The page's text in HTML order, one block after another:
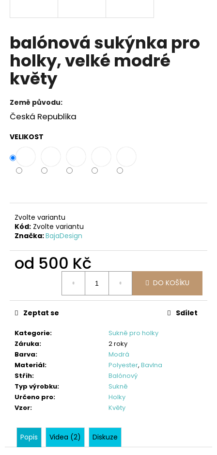
balónová sukýnka pro
holky, velké modré
květy
Země původu:
Česká Republika
VELIKOST
Zvolte variantu
Kód: Zvolte variantu
Značka:BajaDesign
od 500 Kč
DO KOŠÍKU
Kategorie:
Sukně pro holky
Záruka:
2 roky
Barva:
Modrá
Materiál: Polyester, Bavlna
Střih:
Balónový
Typ výrobku:
Sukně
Určeno pro:
Holky
Vzor: Květy
Zeptat se Sdílet
Popis Videa (2) Diskuze
í
t
?
D
o
p
č
u
e
m
DĚTSKÉ
SOFTSHELLOVÉ
KALHOTY,
LES
500
Kč